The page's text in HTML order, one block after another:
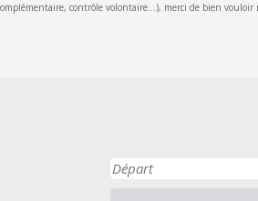
contrôle volontaire...), merci de bien vouloir